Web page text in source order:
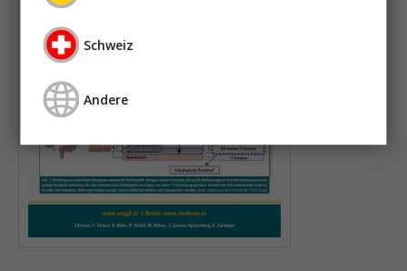
Schweiz
Andere